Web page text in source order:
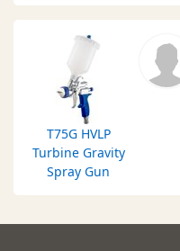
T75G HVLP
Turbine Gravity
Spray Gun